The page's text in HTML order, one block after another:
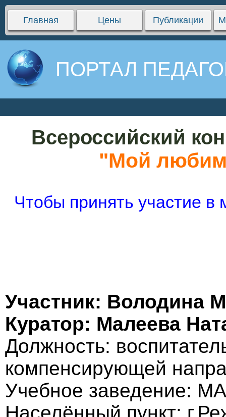
Главная Цены Публикации
ПОРТАЛ
Всероссийский
"Мой
Чтобы принять участие
Участник: Володина
Куратор: Малеева
Должность:
компенсирующей
Учебное заведение: